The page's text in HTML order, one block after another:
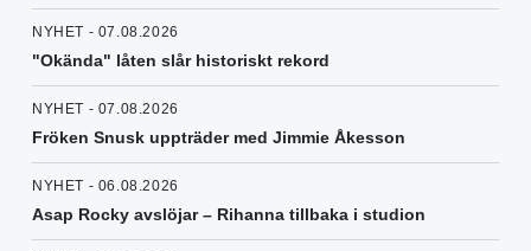
NYHET - 07.08.2026
"Okända" låten slår historiskt rekord
NYHET - 07.08.2026
Fröken Snusk uppträder med Jimmie Åkesson
NYHET - 06.08.2026
Asap Rocky avslöjar – Rihanna tillbaka i studion